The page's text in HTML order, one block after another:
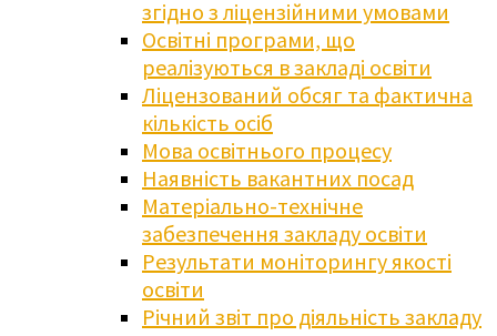
згідно з ліцензійними умовами
Освітні програми, що
реалізуються в закладі освіти
Ліцензований обсяг та фактична
кількість осіб
Мова освітнього процесу
Наявність вакантних посад
Матеріально-технічне
забезпечення закладу освіти
Результати моніторингу якості
освіти
Річний звіт про діяльність закладу